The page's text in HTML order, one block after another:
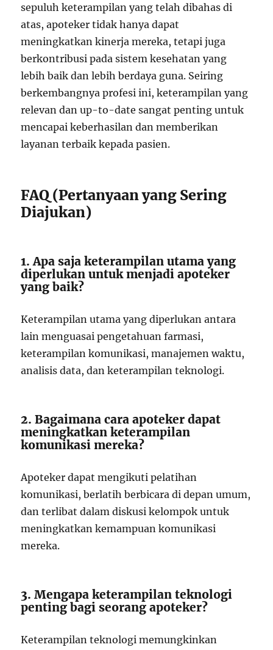
sepuluh keterampilan yang telah dibahas di
atas, apoteker tidak hanya dapat
meningkatkan kinerja mereka, tetapi juga
berkontribusi pada sistem kesehatan yang
lebih baik dan lebih berdaya guna. Seiring
berkembangnya profesi ini, keterampilan yang
relevan dan up-to-date sangat penting untuk
mencapai keberhasilan dan memberikan
layanan terbaik kepada pasien.
FAQ (Pertanyaan yang Sering
Diajukan)
1. Apa saja keterampilan utama yang
diperlukan untuk menjadi apoteker
yang baik?
Keterampilan utama yang diperlukan antara
lain menguasai pengetahuan farmasi,
keterampilan komunikasi, manajemen waktu,
analisis data, dan keterampilan teknologi.
2. Bagaimana cara apoteker dapat
meningkatkan keterampilan
komunikasi mereka?
Apoteker dapat mengikuti pelatihan
komunikasi, berlatih berbicara di depan umum,
dan terlibat dalam diskusi kelompok untuk
meningkatkan kemampuan komunikasi
mereka.
3. Mengapa keterampilan teknologi
penting bagi seorang apoteker?
Keterampilan teknologi memungkinkan